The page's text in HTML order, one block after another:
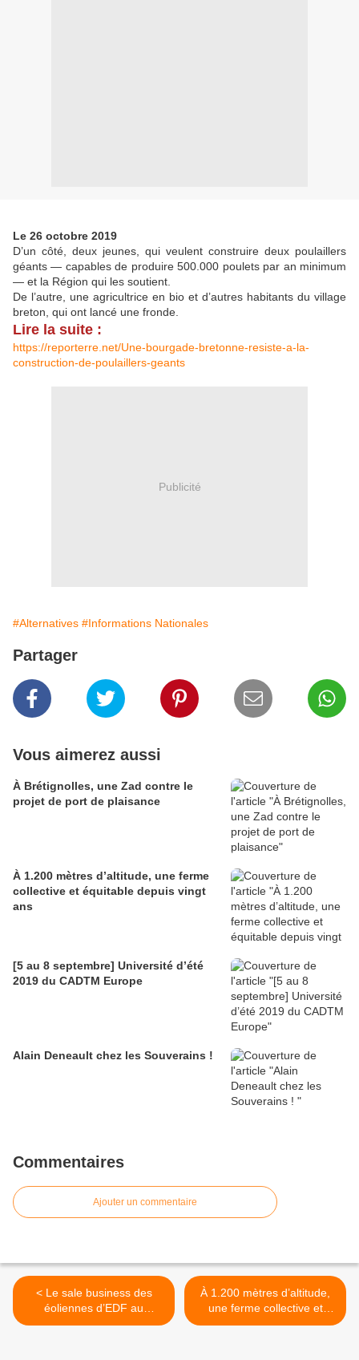
Le 26 octobre 2019
D’un côté, deux jeunes, qui veulent construire deux poulaillers
géants — capables de produire 500.000 poulets par an minimum
— et la Région qui les soutient.
De l’autre, une agricultrice en bio et d’autres habitants du village
breton, qui ont lancé une fronde.
Lire la suite :
https://reporterre.net/Une-bourgade-bretonne-resiste-a-la-
construction-de-poulaillers-geants
Publicité
#Alternatives #Informations Nationales
Partager
Vous aimerez aussi
À Brétignolles, une Zad contre le
projet de port de plaisance
À 1.200 mètres d’altitude, une ferme
collective et équitable depuis vingt
ans
[5 au 8 septembre] Université d’été
2019 du CADTM Europe
Alain Deneault chez les Souverains !
Commentaires
Ajouter un commentaire
< Le sale business des
éoliennes d’EDF au
Mexique
À 1.200 mètres d’altitude,
une ferme collective et
équitable depuis vingt ans >